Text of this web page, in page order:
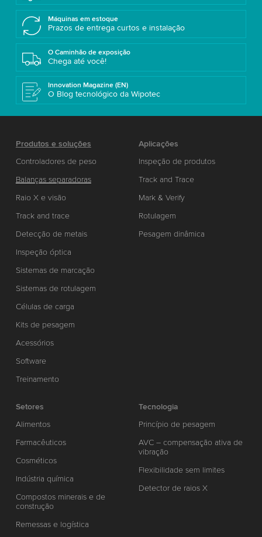
Máquinas em estoque
Prazos de entrega curtos e instalação
O Caminhão de exposição
Chega até você!
Innovation Magazine (EN)
O Blog tecnológico da Wipotec
Produtos e soluções
Controladores de peso
Balanças separadoras
Raio X e visão
Track and trace
Detecção de metais
Inspeção óptica
Sistemas de marcação
Sistemas de rotulagem
Células de carga
Kits de pesagem
Acessórios
Software
Treinamento
Aplicações
Inspeção de produtos
Track and Trace
Mark & Verify
Rotulagem
Pesagem dinâmica
Setores
Alimentos
Farmacêuticos
Cosméticos
Indústria química
Compostos minerais e de
construção
Remessas e logística
Tecnologia
Princípio de pesagem
AVC – compensação ativa de
vibração
Flexibilidade sem limites
Detector de raios X